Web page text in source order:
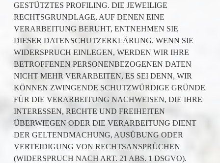
GESTÜTZTES PROFILING. DIE JEWEILIGE
RECHTSGRUNDLAGE, AUF DENEN EINE
VERARBEITUNG BERUHT, ENTNEHMEN SIE
DIESER DATENSCHUTZERKLÄRUNG. WENN SIE
WIDERSPRUCH EINLEGEN, WERDEN WIR IHRE
BETROFFENEN PERSONENBEZOGENEN DATEN
NICHT MEHR VERARBEITEN, ES SEI DENN, WIR
KÖNNEN ZWINGENDE SCHUTZWÜRDIGE GRÜNDE
FÜR DIE VERARBEITUNG NACHWEISEN, DIE IHRE
INTERESSEN, RECHTE UND FREIHEITEN
ÜBERWIEGEN ODER DIE VERARBEITUNG DIENT
DER GELTENDMACHUNG, AUSÜBUNG ODER
VERTEIDIGUNG VON RECHTSANSPRÜCHEN
(WIDERSPRUCH NACH ART. 21 ABS. 1 DSGVO).